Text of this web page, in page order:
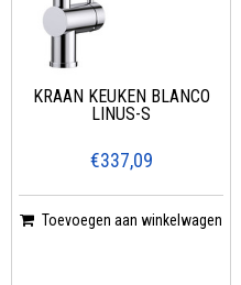
KRAAN KEUKEN BLANCO
LINUS-S
€337,09
Toevoegen aan winkelwagen